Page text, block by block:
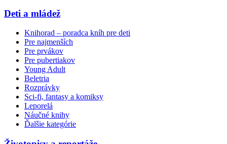
Deti a mládež
Knihorad – poradca kníh pre deti
Pre najmenších
Pre prvákov
Pre pubertiakov
Young Adult
Beletria
Rozprávky
Sci-fi, fantasy a komiksy
Leporelá
Náučné knihy
Ďalšie kategórie